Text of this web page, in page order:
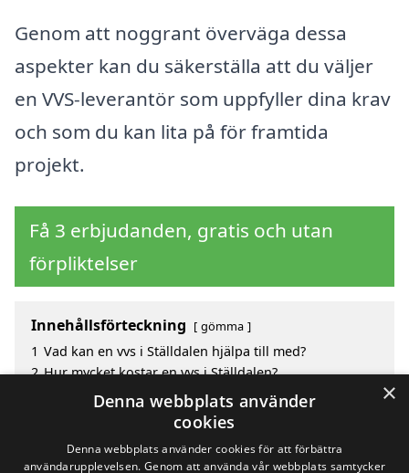
Genom att noggrant överväga dessa
aspekter kan du säkerställa att du väljer
en VVS-leverantör som uppfyller dina krav
och som du kan lita på för framtida
projekt.
Få 3 erbjudanden, gratis och utan
förpliktelser
Innehållsförteckning gömma
1 Vad kan en vvs i Ställdalen hjälpa till med?
2 Hur mycket kostar en vvs i Ställdalen?
Fördelar med att välja vvs i Ställdalen
Sök efter en skicklig vvs i de omgivande städerna till
×
Denna webbplats använder
cookies
Denna webbplats använder cookies för att förbättra
användarupplevelsen. Genom att använda vår webbplats samtycker